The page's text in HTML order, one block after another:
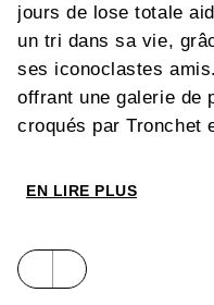
jours de lose totale
un tri dans sa vie,
ses iconoclastes
offrant une galerie de
croqués par Tronchet
par Tronchet en
EN LIRE PLUS